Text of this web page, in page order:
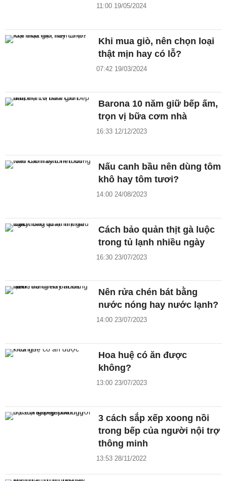
11:00 19/05/2024
Khi mua giò, nên chọn loại
thật mịn hay có lỗ?
07:42 19/03/2024
Barona 10 năm giữ bếp ấm,
trọn vị bữa cơm nhà
16:33 12/12/2023
Nấu canh bầu nên dùng tôm
khô hay tôm tươi?
14:00 24/08/2023
Cách bảo quản thịt gà luộc
trong tủ lạnh nhiều ngày
16:30 23/07/2023
Nên rửa chén bát bằng
nước nóng hay nước lạnh?
14:00 23/07/2023
Hoa huệ có ăn được
không?
13:00 23/07/2023
3 cách sắp xếp xoong nồi
trong bếp của người nội trợ
thông minh
13:53 28/11/2022